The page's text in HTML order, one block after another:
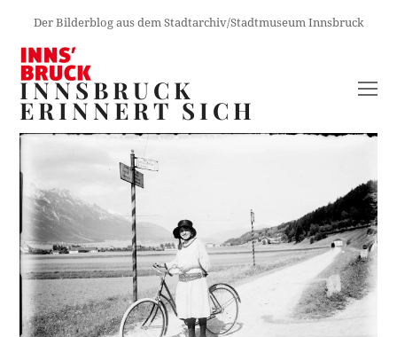
Der Bilderblog aus dem Stadtarchiv/Stadtmuseum Innsbruck
INNSBRUCK
ERINNERT SICH